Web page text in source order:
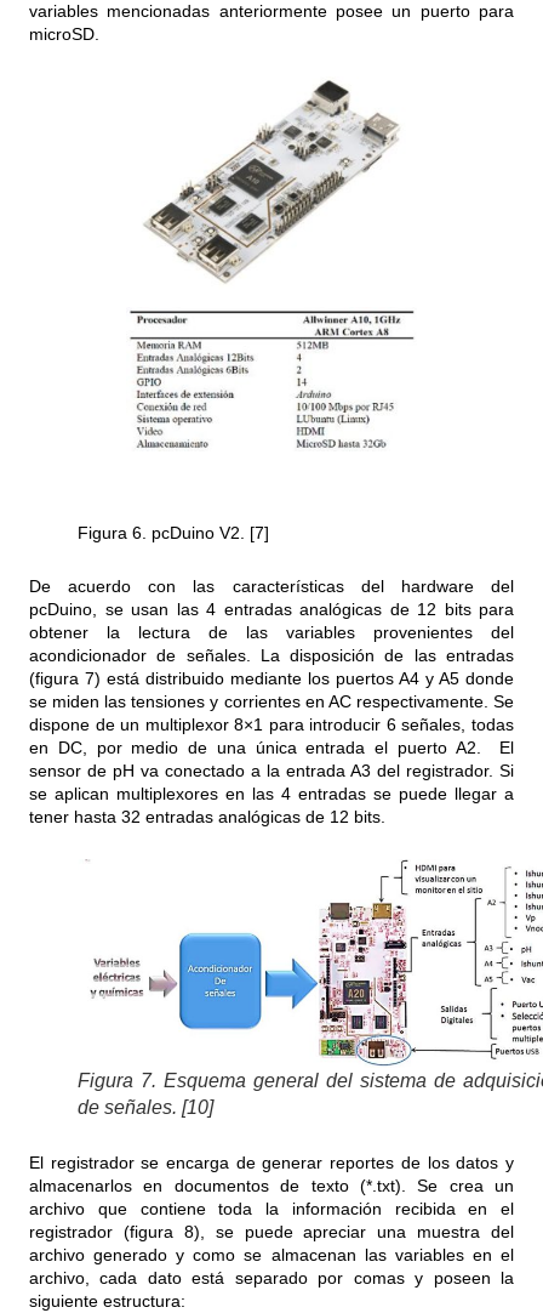
variables mencionadas anteriormente posee un puerto para
microSD.
Figura 6. pcDuino V2. [7]
De acuerdo con las características del hardware del
pcDuino, se usan las 4 entradas analógicas de 12 bits para
obtener la lectura de las variables provenientes del
acondicionador de señales. La disposición de las entradas
(figura 7) está distribuido mediante los puertos A4 y A5 donde
se miden las tensiones y corrientes en AC respectivamente. Se
dispone de un multiplexor 8×1 para introducir 6 señales, todas
en DC, por medio de una única entrada el puerto A2. El
sensor de pH va conectado a la entrada A3 del registrador. Si
se aplican multiplexores en las 4 entradas se puede llegar a
tener hasta 32 entradas analógicas de 12 bits.
Figura 7. Esquema general del sistema de
de señales. [10]
El registrador se encarga de generar reportes de los datos y
almacenarlos en documentos de texto (*.txt). Se crea un
archivo que contiene toda la información recibida en el
registrador (figura 8), se puede apreciar una muestra del
archivo generado y como se almacenan las variables en el
archivo, cada dato está separado por comas y poseen la
siguiente estructura: